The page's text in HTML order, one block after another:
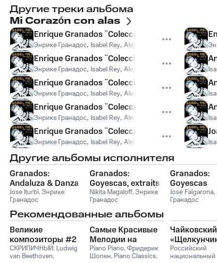
Другие треки альбома
Mi Corazón con alas
Enrique Granados ¨Colección de Tonadillas¨:
Энрике Гранадос, Isabel Rey, Alejandro Zabala
Enrique Granados ¨Colección de Tonadillas¨:
Энрике Гранадос, Isabel Rey, Alejandro Zabala
Enrique Granados ¨Colección de Tonadillas¨:
Энрике Гранадос, Isabel Rey, Alejandro Zabala
Enrique Granados ¨Colección de Tonadillas¨:
Энрике Гранадос, Isabel Rey, Alejandro Zabala
Enrique Granados ¨Colección de Tonadillas¨:
Энрике Гранадос, Isabel Rey, Alejandro Zabala
Другие альбомы исполнителя
Granados:
Andaluza & Danza
Triste, Extractos de
12 Danzas
Españolas
Jose Iturbi,Энрике
Гранадос
Granados:
Goyescas, extraits
de la suite pour
piano & El Pelele
Nikita Magaloff,Энрике
Гранадос
Granados:
Goyescas
José Falgarona,
Гранадос
Рекомендованные альбомы
Великие
композиторы #2
СКРИПИЧНЫЙ, Ludwig
van Beethoven,
Самые Красивые
Мелодии на
Пианино
Piano Piano,Фридерик
Шопен, Piano Classics,
Чайковский
Российский
национальный